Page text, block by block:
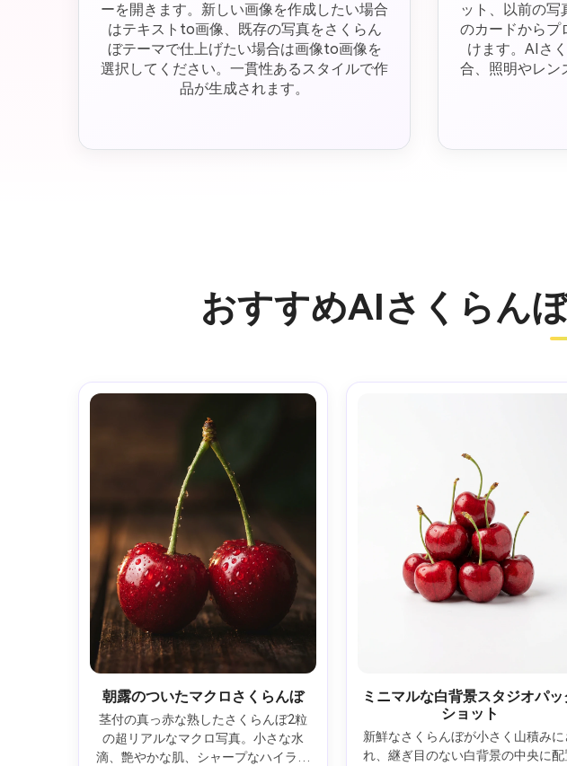
ーを開きます。新しい画像を作成したい場合
はテキストto画像、既存の写真をさくらん
ぼテーマで仕上げたい場合は画像to画像を
選択してください。一貫性あるスタイルで作
品が生成されます。
ット、以前の写
のカードからプ
けます。AIさ
合、照明やレン
おすすめAIさくらん
朝露のついたマクロさくらんぼ
茎付の真っ赤な熟したさくらんぼ2粒
の超リアルなマクロ写真。小さな水
滴、艶やかな肌、シャープなハイライ
ミニマルな白背景スタジオパッ
ショット
新鮮なさくらんぼが小さく山積みに
れ、継ぎ目のない白背景の中央に配